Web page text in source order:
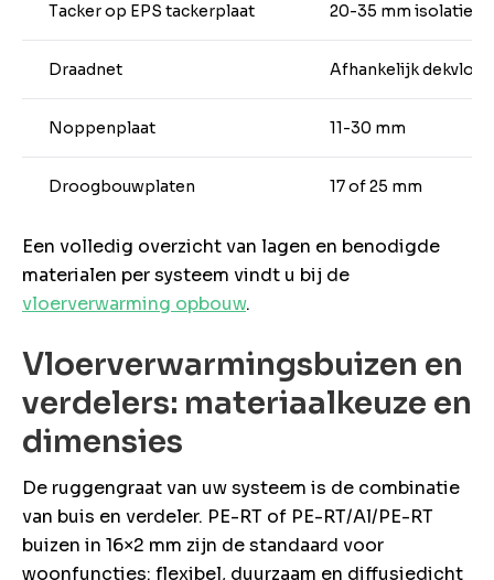
Tacker op EPS tackerplaat 20-35 mm isolatie
Draadnet Afhankelijk dekvloer
Noppenplaat 11-30 mm
Droogbouwplaten 17 of 25 mm
Een volledig overzicht van lagen en benodigde
materialen per systeem vindt u bij de
vloerverwarming opbouw.
Vloerverwarmingsbuizen en
verdelers: materiaalkeuze en
dimensies
De ruggengraat van uw systeem is de combinatie
van buis en verdeler. PE-RT of PE-RT/Al/PE-RT
buizen in 16×2 mm zijn de standaard voor
woonfuncties: flexibel, duurzaam en diffusiedicht